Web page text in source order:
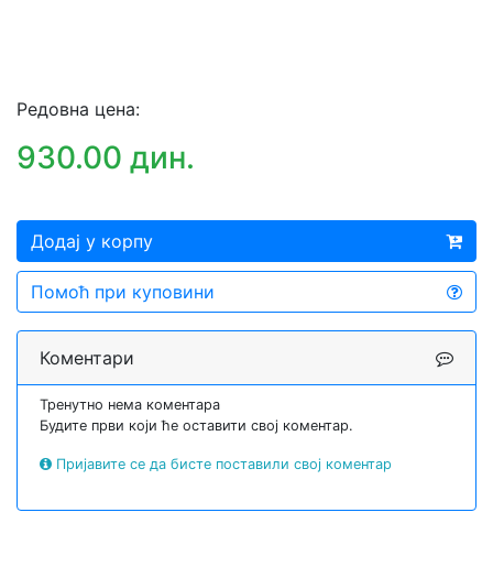
Редовна цена:
930.00 дин.
Додај у корпу
Помоћ при куповини
Коментари
Тренутно нема коментара
Будите први који ће оставити свој коментар.
Пријавите се да бисте поставили свој коментар